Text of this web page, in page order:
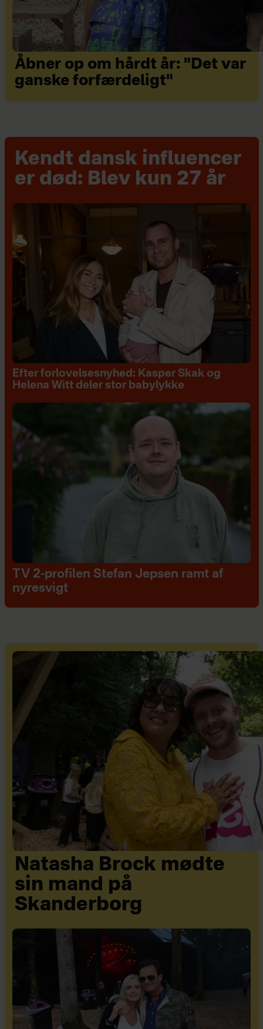
Åbner op om hårdt år: "Det var
ganske forfærdeligt"
Kendt dansk influencer
er død: Blev kun 27 år
Efter forlovelsesnyhed: Kasper Skak og
Helena Witt deler stor babylykke
TV 2-profilen Stefan Jepsen ramt af
nyresvigt
Natasha Brock mødte
sin mand på
Skanderborg